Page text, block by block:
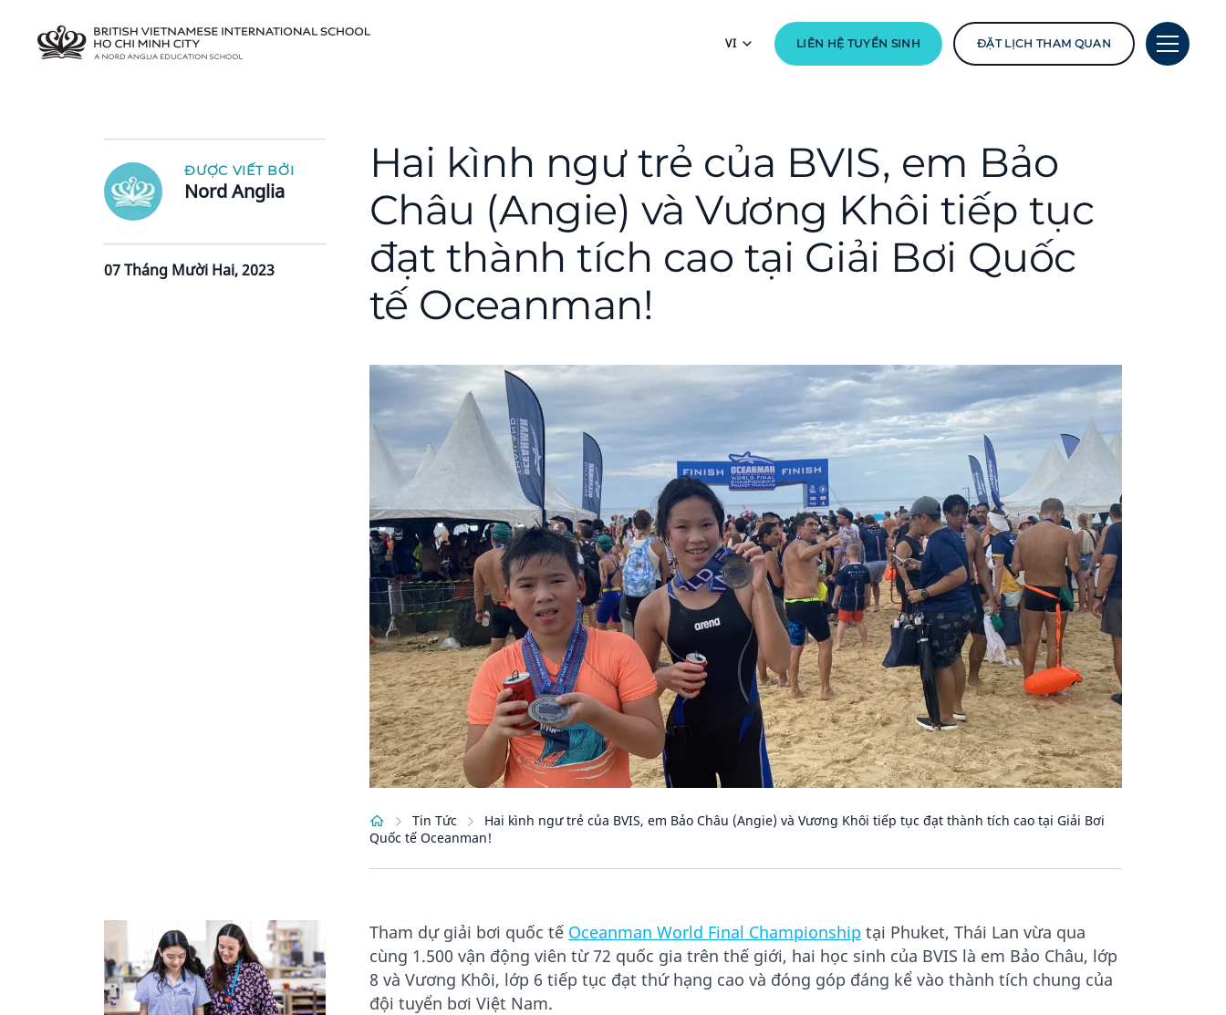
VI LIÊN HỆ TUYỂN SINH ĐẶT LỊCH THAM QUAN
ĐƯỢC VIẾT BỞI
Nord Anglia
07 Tháng Mười Hai, 2023
Hai kình ngư trẻ của BVIS, em Bảo
Châu (Angie) và Vương Khôi tiếp tục
đạt thành tích cao tại Giải Bơi Quốc
tế Oceanman!
Tin Tức
Hai kình ngư trẻ của BVIS, em Bảo Châu (Angie) và Vương Khôi tiếp tục đạt thành tích cao tại Giải Bơi
Quốc tế Oceanman!
Tham dự giải bơi quốc tế Oceanman World Final Championship tại Phuket, Thái Lan vừa qua
cùng 1.500 vận động viên từ 72 quốc gia trên thế giới, hai học sinh của BVIS là em Bảo Châu, lớp
8 và Vương Khôi, lớp 6 tiếp tục đạt thứ hạng cao và đóng góp đáng kể vào thành tích chung của
đội tuyển bơi Việt Nam.